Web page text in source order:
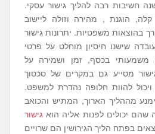
חשיבות רבה להליך גישור עסקי.
הוגנת , מהירה וזולה ליישוב
בהוצאות משפטיות. יתרונות גישור
שישנו חיסיון מוחלט על פרטי
משמעותי בכסף, זמן ושמירה על
מסייע גם במקרים של סכסוך
ויכול להוות חלופה נהדרת למשפט.
מההליך הארוך, המתיש והכואב
יכולים לפנות אליה הוא גישור
בפתח הליך הגירושין הם שרויים